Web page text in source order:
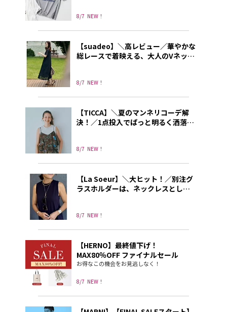
8/7 NEW！
8/7 NEW！
【suadeo】＼高レビュー／華やかな
総レースで着映える、大人のVネック
8/7 NEW！
【TICCA】＼夏のマンネリコーデ解
決！／1点投入でぱっと明るく洒落て
8/7 NEW！
【La Soeur】＼大ヒット！／別注グ
ラスホルダーは、ネックレスとして
8/7 NEW！
【HERNO】最終値下げ！
MAX80％OFF ファイナルセール
お得なこの機会をお見逃しなく！